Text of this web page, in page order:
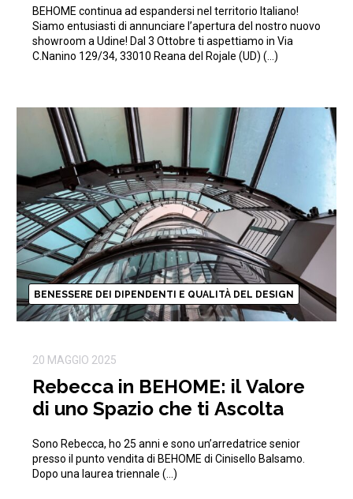
BEHOME continua ad espandersi nel territorio Italiano!
Siamo entusiasti di annunciare l’apertura del nostro nuovo
showroom a Udine! Dal 3 Ottobre ti aspettiamo in Via
C.Nanino 129/34, 33010 Reana del Rojale (UD) (…)
BENESSERE DEI DIPENDENTI E QUALITÀ DEL DESIGN
20 MAGGIO 2025
Rebecca in BEHOME: il Valore
di uno Spazio che ti Ascolta
Sono Rebecca, ho 25 anni e sono un’arredatrice senior
presso il punto vendita di BEHOME di Cinisello Balsamo.
Dopo una laurea triennale (…)